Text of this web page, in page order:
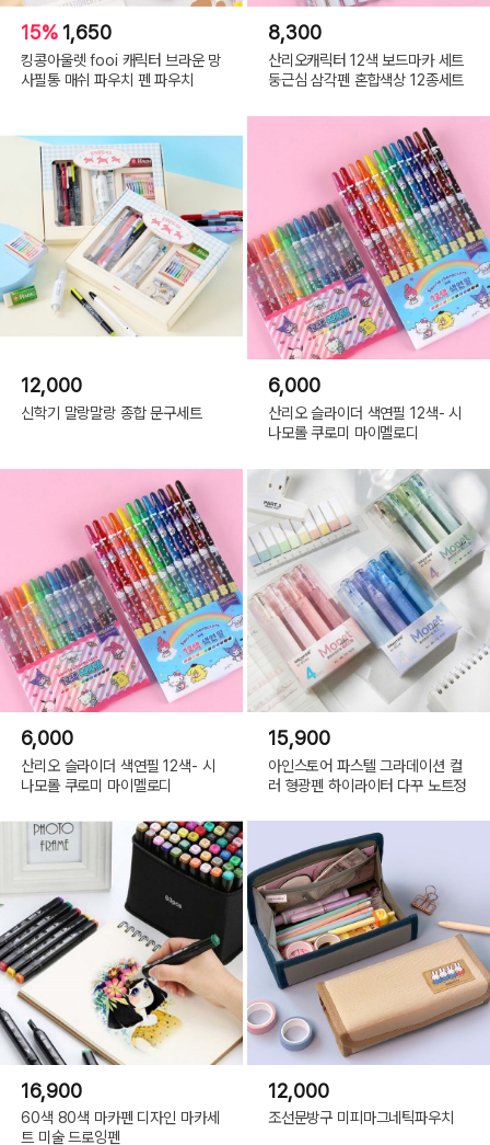
15% 1,650
킹콩아울렛 fooi 캐릭터 브라운 망
사필통 매쉬 파우치 펜 파우치
8,300
산리오캐릭터 12색 보드마카 세트
둥근심 삼각펜 혼합색상 12종세트
12,000
신학기 말랑말랑 종합 문구세트
6,000
산리오 슬라이더 색연필 12색- 시
나모롤 쿠로미 마이멜로디
6,000
산리오 슬라이더 색연필 12색- 시
나모롤 쿠로미 마이멜로디
15,900
아인스토어 파스텔 그라데이션 컬
러 형광펜 하이라이터 다꾸 노트정
16,900
60색 80색 마카펜 디자인 마카세
트 미술 드로잉펜
12,000
조선문방구 미피마그네틱파우치